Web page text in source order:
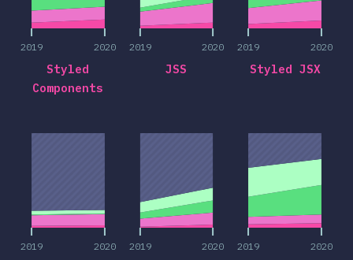
2019 2020
Styled
Components
2019 2020
JSS
2019 2020
Styled JSX
2019 2020 2019 2020 2019 2020